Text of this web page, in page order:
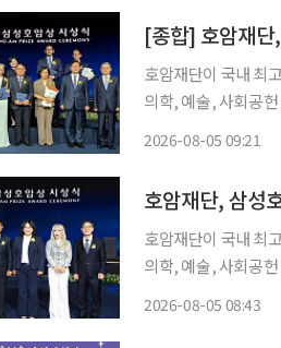
호암재단이 국내 최
의학, 예술, 사회공
2026-08-05 09:21
호암재단, 삼성
호암재단이 국내 최
의학, 예술, 사회공
2026-08-05 08:43